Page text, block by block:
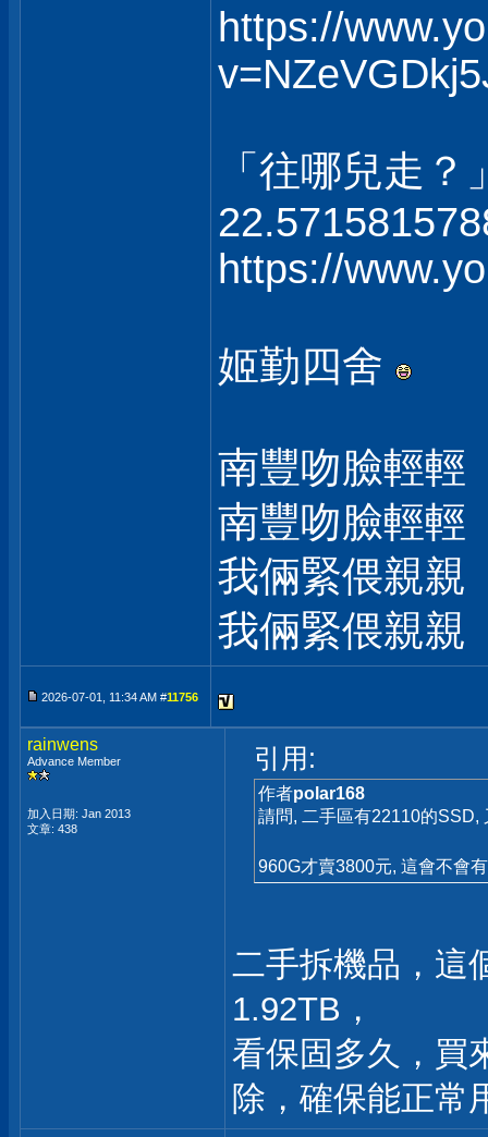
https://
「往哪兒走？
https://
姬勤四舍
南豐吻臉輕
南豐吻臉輕
我倆緊偎親
我倆緊偎親
2026-07-01, 11:34 AM #11756
rainwens
Advance Member
加入日期: Jan 2013
文章: 438
引用:
作者polar168
請問, 二手區有22110的SSD,
960G才賣3800元, 這會不會
二手拆機品，這
1.92TB，
看保固多久，買
除，確保能正常